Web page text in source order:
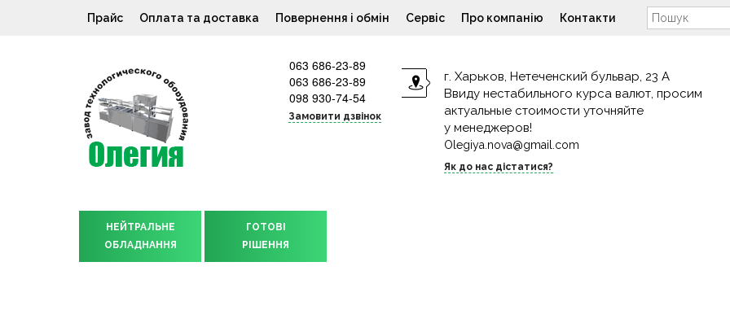
Прайс Оплата та доставка Повернення і обмін Сервіс Про компанію Контакти
063 686-23-89
063 686-23-89
098 930-74-54
Замовити дзвінок
г. Харьков, Нетеченский бульвар, 23 А
Ввиду нестабильного курса валют, просим
актуальные стоимости уточняйте
у менеджеров!
Olegiya.nova@gmail.com
Як до нас дістатися?
НЕЙТРАЛЬНЕ
ОБЛАДНАННЯ
ГОТОВІ
РІШЕННЯ